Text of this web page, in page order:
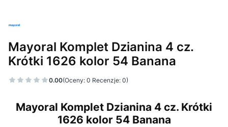
Mayoral Komplet Dzianina 4 cz.
Krótki 1626 kolor 54 Banana
0.00(Oceny: 0 Recenzje: 0)
Mayoral Komplet Dzianina 4 cz. Krótki
1626 kolor 54 Banana